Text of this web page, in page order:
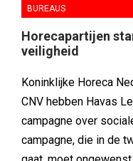
BUREAUS
Horecapartijen
veiligheid
Koninklijke Horeca
CNV hebben Havas
campagne over
campagne, die in de